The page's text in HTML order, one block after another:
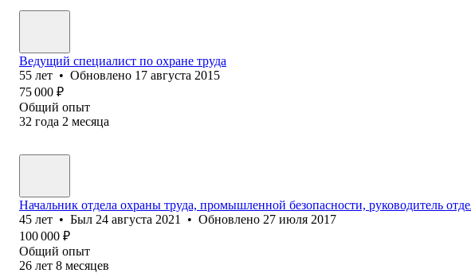
Ведущий специалист по охране труда
55 лет • Обновлено 17 августа 2015
75 000 ₽
Общий опыт
32 года 2 месяца
Начальник отдела охраны труда, промышленной безопасности, руководитель
45 лет • Был 24 августа 2021 • Обновлено 27 июля 2017
100 000 ₽
Общий опыт
26 лет 8 месяцев